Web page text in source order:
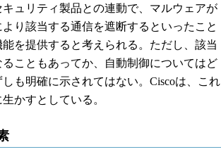
ュリティ製品との連動で、マルウェアが
り該当する通信を遮断するといったこと
を提供すると考えられる。ただし、該当
こともあってか、自動制御についてはど
も明確に示されてはない。Ciscoは、これ
かすとしている。